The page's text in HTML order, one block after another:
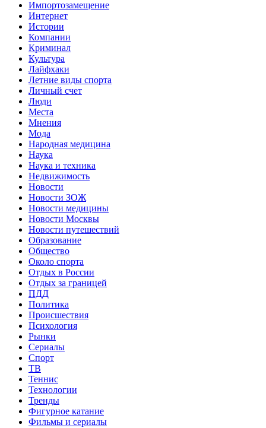
Импортозамещение
Интернет
Истории
Компании
Криминал
Культура
Лайфхаки
Летние виды спорта
Личный счет
Люди
Места
Мнения
Мода
Народная медицина
Наука
Наука и техника
Недвижимость
Новости
Новости ЗОЖ
Новости медицины
Новости Москвы
Новости путешествий
Образование
Общество
Около спорта
Отдых в России
Отдых за границей
ПДД
Политика
Происшествия
Психология
Рынки
Сериалы
Спорт
ТВ
Теннис
Технологии
Тренды
Фигурное катание
Фильмы и сериалы